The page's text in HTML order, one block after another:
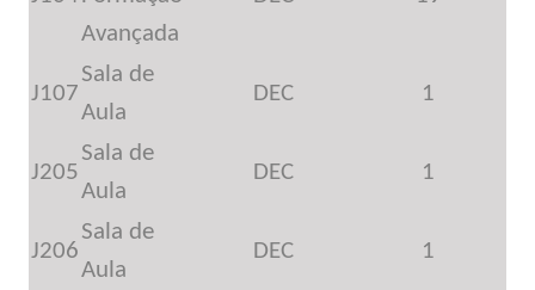
Avançada
J107
Sala de
Aula
DEC 1
J205
Sala de
Aula
DEC 1
J206
Sala de
Aula
DEC 1